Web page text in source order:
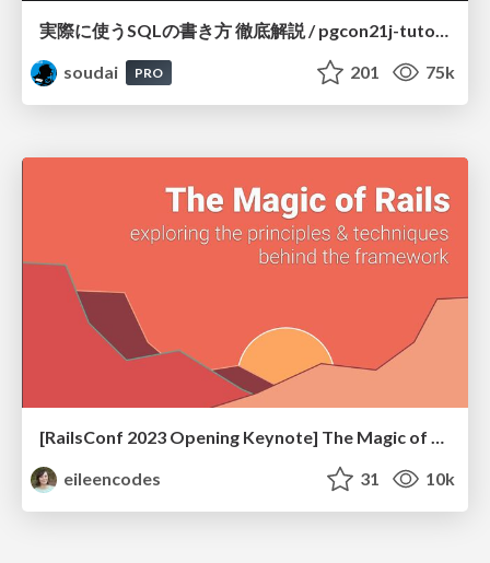
soudai
PRO 201 75k
[RailsConf 2023 Opening Keynote] The Magic of Rails
eileencodes
31 10k